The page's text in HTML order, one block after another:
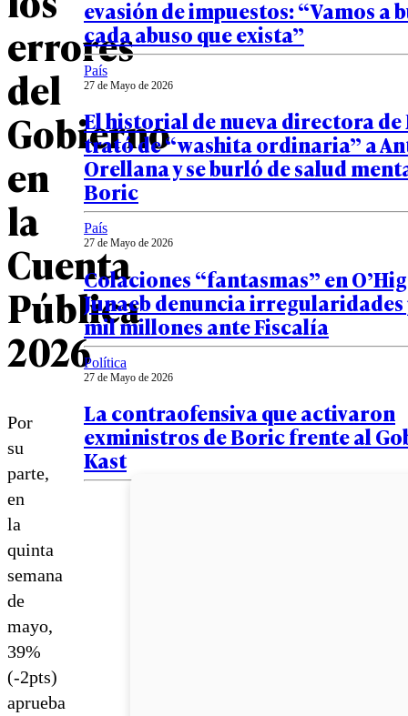
errores
del
Gobierno
en
la
Cuenta
Pública
2026
Por
su
parte,
en
la
quinta
semana
de
mayo,
39%
(-2pts)
aprueba
evasión de impuestos: “Vamos a
cada abuso que exista”
País
27 de Mayo de 2026
El historial de nueva directora
trató de “washita ordinaria” a
Orellana y se burló de salud
Boric
País
27 de Mayo de 2026
Colaciones “fantasmas” en
Junaeb denuncia irregularidades
mil millones ante Fiscalía
Política
27 de Mayo de 2026
La contraofensiva que activaron
exministros de Boric frente al
Kast